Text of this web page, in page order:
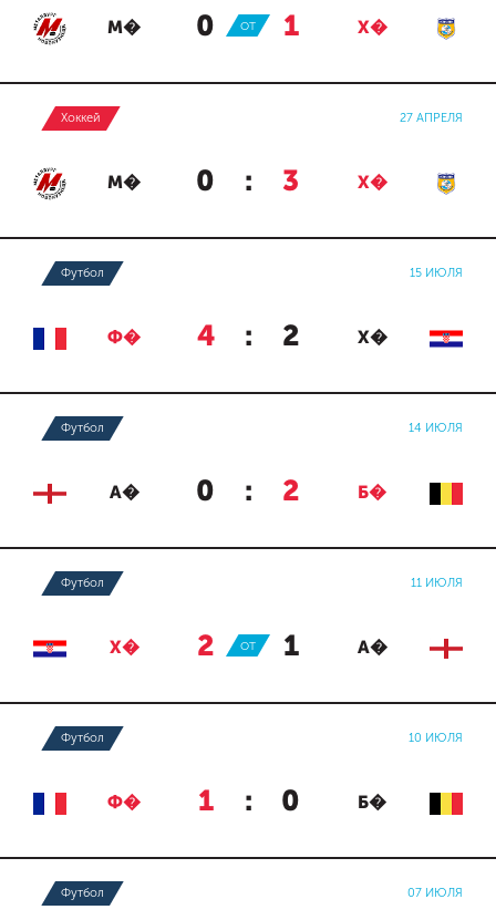
М� 0 : 1 Х�
ОТ
Хоккей 27 АПРЕЛЯ
М� 0 : 3 Х�
Футбол 15 ИЮЛЯ
Ф� 4 : 2 Х�
Футбол 14 ИЮЛЯ
А� 0 : 2 Б�
Футбол 11 ИЮЛЯ
Х� 2 : 1 А�
ОТ
Футбол 10 ИЮЛЯ
Ф� 1 : 0 Б�
Футбол 07 ИЮЛЯ